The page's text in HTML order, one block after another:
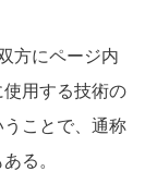
方にページ内
用する技術の
ことで、通称
る。